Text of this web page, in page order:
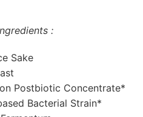
:
Sake
Postbiotic Concentrate*
Bacterial Strain*